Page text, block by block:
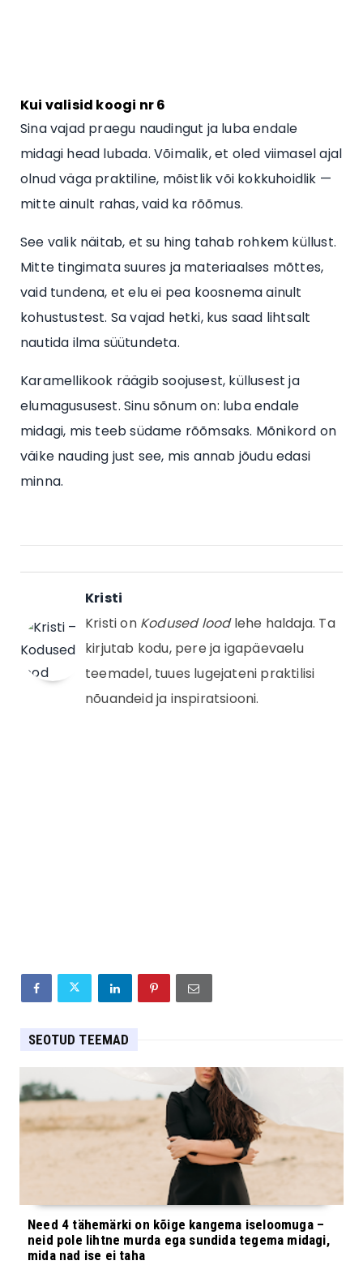
Kui valisid koogi nr 6
Sina vajad praegu naudingut ja luba endale
midagi head lubada. Võimalik, et oled viimasel ajal
olnud väga praktiline, mõistlik või kokkuhoidlik —
mitte ainult rahas, vaid ka rõõmus.
See valik näitab, et su hing tahab rohkem küllust.
Mitte tingimata suures ja materiaalses mõttes,
vaid tundena, et elu ei pea koosnema ainult
kohustustest. Sa vajad hetki, kus saad lihtsalt
nautida ilma süütundeta.
Karamellikook räägib soojusest, küllusest ja
elumagususest. Sinu sõnum on: luba endale
midagi, mis teeb südame rõõmsaks. Mõnikord on
väike nauding just see, mis annab jõudu edasi
minna.
Kristi
Kristi on Kodused loodlehe haldaja. Ta
kirjutab kodu, pere ja igapäevaelu
teemadel, tuues lugejateni praktilisi
nõuandeid ja inspiratsiooni.
SEOTUD TEEMAD
Need 4 tähemärki on kõige kangema iseloomuga –
neid pole lihtne murda ega sundida tegema midagi,
mida nad ise ei taha